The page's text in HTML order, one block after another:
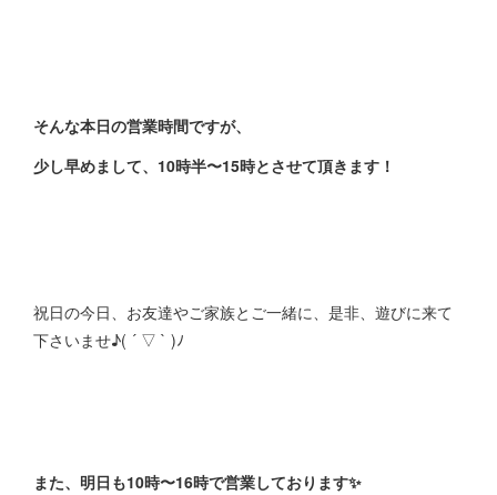
そんな本日の営業時間ですが、
少し早めまして、10時半〜15時とさせて頂きます！
祝日の今日、お友達やご家族とご一緒に、是非、遊びに来て
下さいませ♪( ´ ▽ ` )ﾉ
また、明日も10時〜16時で営業しております✨